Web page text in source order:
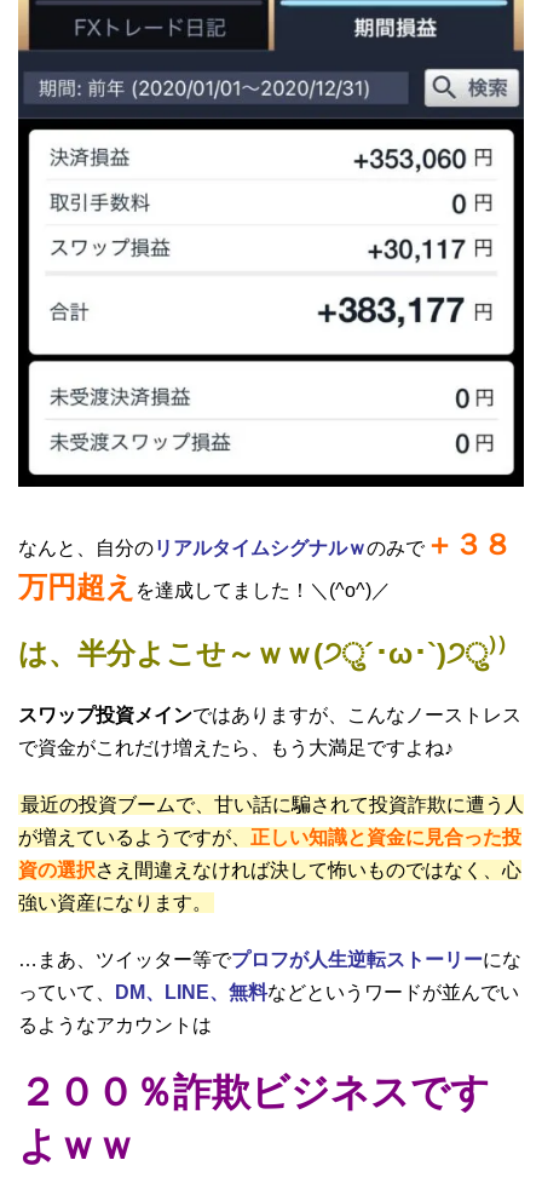
なんと、自分のリアルタイムシグナルｗのみで＋３８
万円超え を達成してました！＼(^o^)／
は、半分よこせ～ｗｗ(੭ु´･ω･`)੭ु⁾⁾
スワップ投資メインではありますが、こんなノーストレス
で資金がこれだけ増えたら、もう大満足ですよね♪
最近の投資ブームで、甘い話に騙されて投資詐欺に遭う人
が増えているようですが、 正しい知識と資金に見合った投
資の選択さえ間違えなければ決して怖いものではなく、心
強い資産になります。
…まあ、ツイッター等でプロフが人生逆転ストーリーにな
っていて、
DM、LINE、無料などというワードが並んでい
るようなアカウントは
２００％詐欺ビジネスです
よｗｗ